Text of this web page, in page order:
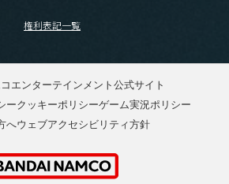
権利表記一覧
エンターテインメント公式サイト
ークッキーポリシーゲーム実況ポリシー
へウェブアクセシビリティ方針